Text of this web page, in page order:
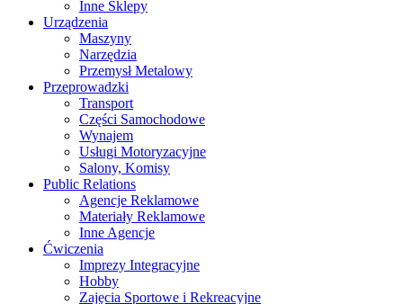
Inne Sklepy
Urządzenia
Maszyny
Narzędzia
Przemysł Metalowy
Przeprowadzki
Transport
Części Samochodowe
Wynajem
Usługi Motoryzacyjne
Salony, Komisy
Public Relations
Agencje Reklamowe
Materiały Reklamowe
Inne Agencje
Ćwiczenia
Imprezy Integracyjne
Hobby
Zajęcia Sportowe i Rekreacyjne